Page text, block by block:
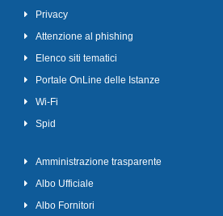
Privacy
Attenzione al phishing
Elenco siti tematici
Portale OnLine delle Istanze
Wi-Fi
Spid
Amministrazione trasparente
Albo Ufficiale
Albo Fornitori